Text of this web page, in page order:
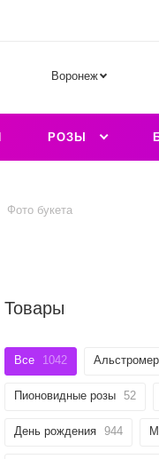
Воронеж
РОЗЫ
Фото букета
Товары
Все 1042
Пионовидные розы 52
День рождения 944